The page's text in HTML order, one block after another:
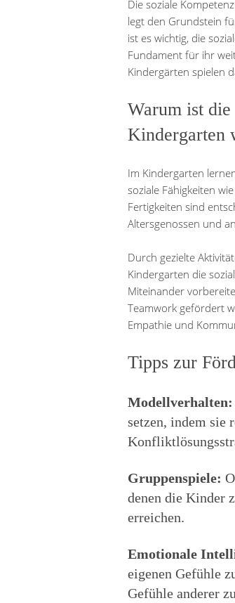
Die soziale
legt den Grundstein
ist es wichtig, die
Fundament für ihr
Kindergärten spielen
Warum ist
Kindergarten
Im Kindergarten
soziale Fähigkeiten
Fertigkeiten sind
Altersgenossen und
Durch gezielte
Kindergarten die
Miteinander
Teamwork gefördert
Empathie und
Tipps zur
Modellverhalten:
setzen, indem sie
Gruppenspiele:
denen die Kinder
erreichen.
Emotionale
eigenen Gefühle
Gefühle anderer